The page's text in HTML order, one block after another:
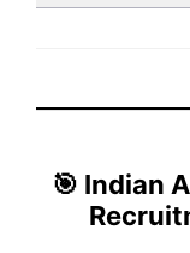
🎯 Indian